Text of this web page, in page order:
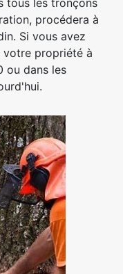
procédera à
Si vous avez
propriété à
ou dans les